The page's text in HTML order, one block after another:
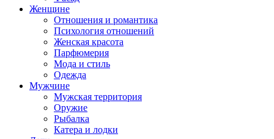
Женщине
Отношения и романтика
Психология отношений
Женская красота
Парфюмерия
Мода и стиль
Одежда
Мужчине
Мужская территория
Оружие
Рыбалка
Катера и лодки